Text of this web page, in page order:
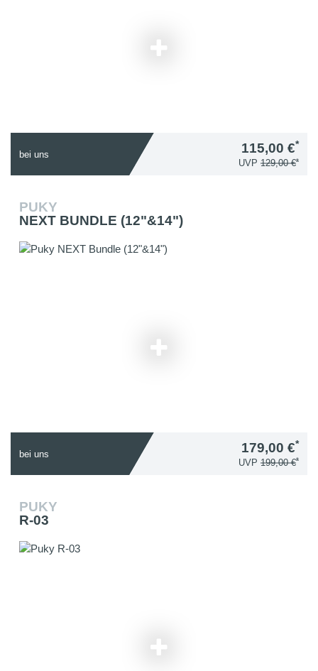
bei uns 115,00 €*
UVP 129,00 €*
PUKY
NEXT BUNDLE (12"&14")
bei uns 179,00 €*
UVP 199,00 €*
PUKY
R-03